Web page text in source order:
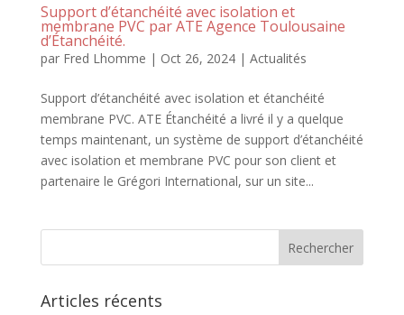
Support d’étanchéité avec isolation et
membrane PVC par ATE Agence Toulousaine
d’Étanchéité.
par Fred Lhomme | Oct 26, 2024| Actualités
Support d’étanchéité avec isolation et étanchéité
membrane PVC. ATE Étanchéité a livré il y a quelque
temps maintenant, un système de support d’étanchéité
avec isolation et membrane PVC pour son client et
partenaire le Grégori International, sur un site...
Articles récents